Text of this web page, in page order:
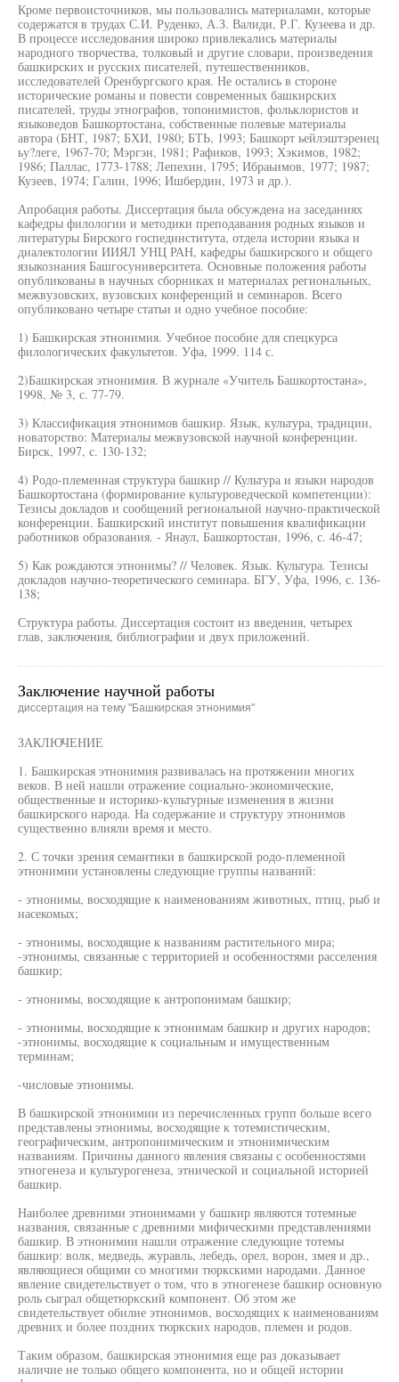
Кроме первоисточников, мы пользовались материалами, которые
содержатся в трудах С.И. Руденко, А.З. Валиди, Р.Г. Кузеева и др.
В процессе исследования широко привлекались материалы
народного творчества, толковый и другие словари, произведения
башкирских и русских писателей, путешественников,
исследователей Оренбургского края. Не остались в стороне
исторические романы и повести современных башкирских
писателей, труды этнографов, топонимистов, фольклористов и
языковедов Башкортостана, собственные полевые материалы
автора (БНТ, 1987; БХИ, 1980; БТЬ, 1993; Башкорт ьейлэштэренец
ьу?леге, 1967-70; Мэргэн, 1981; Рафиков, 1993; Хэкимов, 1982;
1986; Паллас, 1773-1788; Лепехин, 1795; Ибраьимов, 1977; 1987;
Кузеев, 1974; Галин, 1996; Ишбердин, 1973 и др.).
Апробация работы. Диссертация была обсуждена на заседаниях
кафедры филологии и методики преподавания родных языков и
литературы Бирского госпединститута, отдела истории языка и
диалектологии ИИЯЛ УНЦ РАН, кафедры башкирского и общего
языкознания Башгосуниверситета. Основные положения работы
опубликованы в научных сборниках и материалах региональных,
межвузовских, вузовских конференций и семинаров. Всего
опубликовано четыре статьи и одно учебное пособие:
1) Башкирская этнонимия. Учебное пособие для спецкурса
филологических факультетов. Уфа, 1999. 114 с.
2)Башкирская этнонимия. В журнале «Учитель Башкортостана»,
1998, № 3, с. 77-79.
3) Классификация этнонимов башкир. Язык, культура, традиции,
новаторство: Материалы межвузовской научной конференции.
Бирск, 1997, с. 130-132;
4) Родо-племенная структура башкир // Культура и языки народов
Башкортостана (формирование культуроведческой компетенции):
Тезисы докладов и сообщений региональной научно-практической
конференции. Башкирский институт повышения квалификации
работников образования. - Янаул, Башкортостан, 1996, с. 46-47;
5) Как рождаются этнонимы? // Человек. Язык. Культура. Тезисы
докладов научно-теоретического семинара. БГУ, Уфа, 1996, с. 136-
138;
Структура работы. Диссертация состоит из введения, четырех
глав, заключения, библиографии и двух приложений.
Заключение научной работы
диссертация на тему "Башкирская этнонимия"
ЗАКЛЮЧЕНИЕ
1. Башкирская этнонимия развивалась на протяжении многих
веков. В ней нашли отражение социально-экономические,
общественные и историко-культурные изменения в жизни
башкирского народа. На содержание и структуру этнонимов
существенно влияли время и место.
2. С точки зрения семантики в башкирской родо-племенной
этнонимии установлены следующие группы названий:
- этнонимы, восходящие к наименованиям животных, птиц, рыб и
насекомых;
- этнонимы, восходящие к названиям растительного мира;
-этнонимы, связанные с территорией и особенностями расселения
башкир;
- этнонимы, восходящие к антропонимам башкир;
- этнонимы, восходящие к этнонимам башкир и других народов;
-этнонимы, восходящие к социальным и имущественным
терминам;
-числовые этнонимы.
В башкирской этнонимии из перечисленных групп больше всего
представлены этнонимы, восходящие к тотемистическим,
географическим, антропонимическим и этнонимическим
названиям. Причины данного явления связаны с особенностями
этногенеза и культурогенеза, этнической и социальной историей
башкир.
Наиболее древними этнонимами у башкир являются тотемные
названия, связанные с древними мифическими представлениями
башкир. В этнонимии нашли отражение следующие тотемы
башкир: волк, медведь, журавль, лебедь, орел, ворон, змея и др.,
являющиеся общими со многими тюркскими народами. Данное
явление свидетельствует о том, что в этногенезе башкир основную
роль сыграл общетюркский компонент. Об этом же
свидетельствует обилие этнонимов, восходящих к наименованиям
древних и более поздних тюркских народов, племен и родов.
Таким образом, башкирская этнонимия еще раз доказывает
наличие не только общего компонента, но и общей истории